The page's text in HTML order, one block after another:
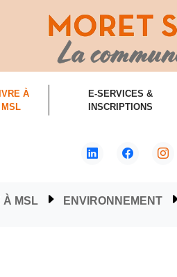
À
MSL
E-SERVICES &
INSCRIPTIONS
À MSL ENVIRONNEMENT